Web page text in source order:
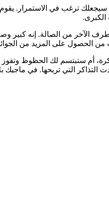
سيجعلك ترغب في الاستمرار.
الكبرى.
الآخر من الصالة. إنه
من الحصول على المزيد من
مضمونة مع كل دورة، والسؤال الوحيد هو: كم عدد التذاكر التي ستحصل
التذاكر التي تربحها. في